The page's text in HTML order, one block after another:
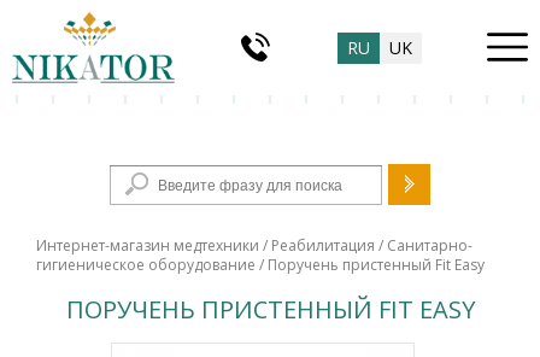
RU UK
Форма поиска
Интернет-магазин медтехники / Реабилитация / Санитарно-
гигиеническое оборудование / Поручень пристенный Fit Easy
ПОРУЧЕНЬ ПРИСТЕННЫЙ FIT EASY